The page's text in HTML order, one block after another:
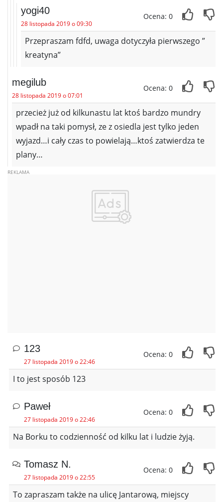
yogi40
28 listopada 2019 o 09:30
Ocena: 0
Przepraszam fdfd, uwaga dotyczyła pierwszego ”
kreatyna”
megilub
28 listopada 2019 o 07:01
Ocena: 0
przecież już od kilkunastu lat ktoś bardzo mundry
wpadł na taki pomysł, ze z osiedla jest tylko jeden
wyjazd…i cały czas to powielają…ktoś zatwierdza te
plany…
123
27 listopada 2019 o 22:46
Ocena: 0
I to jest sposób 123
Paweł
27 listopada 2019 o 22:46
Ocena: 0
Na Borku to codzienność od kilku lat i ludzie żyją.
Tomasz N.
27 listopada 2019 o 22:55
Ocena: 0
To zapraszam także na ulicę Jantarową, miejscy